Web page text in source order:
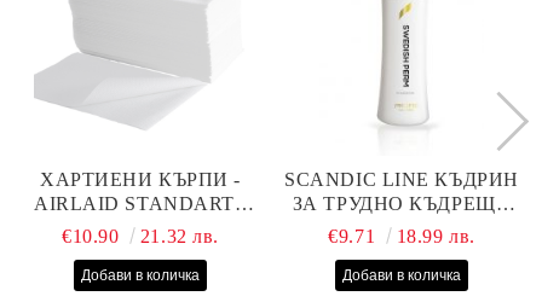
ХАРТИЕНИ КЪРПИ -
AIRLAID STANDART -
40СМ/70СМ - 100БР
€10.90 21.32 лв.
SCANDIC LINE КЪДРИН
ЗА ТРУДНО КЪДРЕЩА
СЕ КОСА 1000МЛ
€9.71 18.99 лв.